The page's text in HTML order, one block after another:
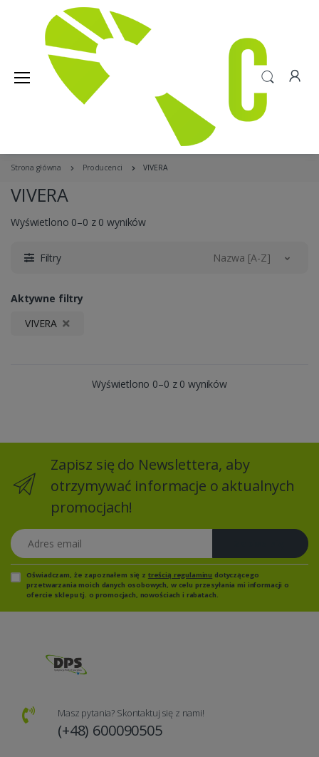
Strona główna Producenci VIVERA
VIVERA
Wyświetlono 0–0 z 0 wyników
Filtry Nazwa [A-Z]
Aktywne filtry
VIVERA
Wyświetlono 0–0 z 0 wyników
Zapisz się do Newslettera, aby
otrzymywać informacje o aktualnych
promocjach!
Adres email
Oświadczam, że zapoznałem się z treścią regulaminu dotyczącego
przetwarzania moich danych osobowych, w celu przesyłania mi informacji o
ofercie sklepu tj. o promocjach, nowościach i rabatach.
Masz pytania? Skontaktuj się z nami!
(+48) 600090505